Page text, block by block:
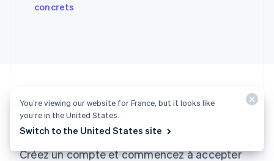
concrets
Envie de vous lancer ?
Créez un compte et commencez à accepter
Hongrie
Japon
English
You’re viewing our website for France, but it looks like
you’re in the United States.
Switch to the United States site